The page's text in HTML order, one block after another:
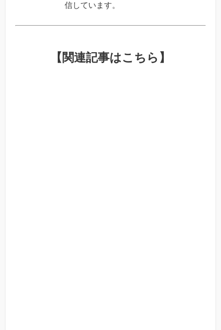
信しています。
【関連記事はこちら】